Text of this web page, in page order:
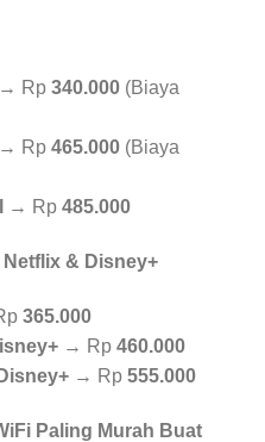
→ Rp 340.000 (Biaya
→ Rp 465.000 (Biaya
→ Rp 485.000
& Disney+
365.000
→ Rp 460.000
→ Rp 555.000
Paling Murah Buat